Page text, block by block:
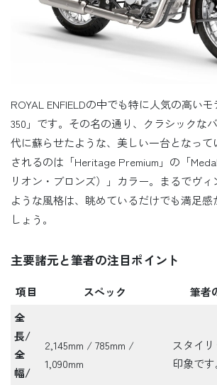
ROYAL ENFIELDの中でも特に人気の高い
350」です。その名の通り、クラシックな
代に蘇らせたような、美しい一台となって
されるのは「Heritage Premium」の「
リオン・ブロンズ）」カラー。まるでヴ
ような風格は、眺めているだけでも満足
しょう。
主要諸元と筆者の注目ポイント
項目 スペック
筆者
全
長/
全
幅/
2,145mm / 785mm /
1,090mm
スタイ
印象です